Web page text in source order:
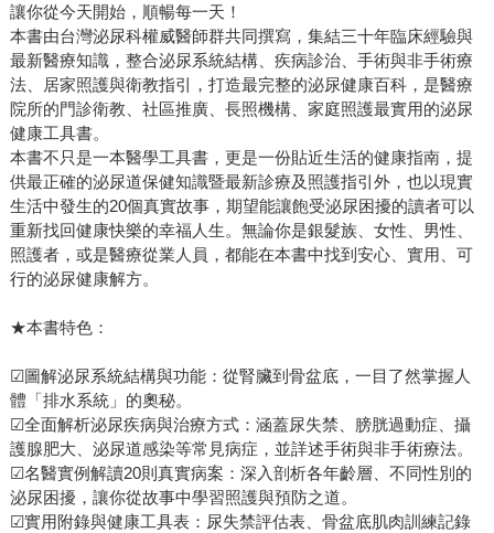
讓你從今天開始，順暢每一天！
本書由台灣泌尿科權威醫師群共同撰寫，集結三十年臨床經驗與
最新醫療知識，整合泌尿系統結構、疾病診治、手術與非手術療
法、居家照護與衛教指引，打造最完整的泌尿健康百科，是醫療
院所的門診衛教、社區推廣、長照機構、家庭照護最實用的泌尿
健康工具書。
本書不只是一本醫學工具書，更是一份貼近生活的健康指南，提
供最正確的泌尿道保健知識暨最新診療及照護指引外，也以現實
生活中發生的20個真實故事，期望能讓飽受泌尿困擾的讀者可以
重新找回健康快樂的幸福人生。無論你是銀髮族、女性、男性、
照護者，或是醫療從業人員，都能在本書中找到安心、實用、可
行的泌尿健康解方。
★本書特色：
☑圖解泌尿系統結構與功能：從腎臟到骨盆底，一目了然掌握人
體「排水系統」的奧秘。
☑全面解析泌尿疾病與治療方式：涵蓋尿失禁、膀胱過動症、攝
護腺肥大、泌尿道感染等常見病症，並詳述手術與非手術療法。
☑名醫實例解讀20則真實病案：深入剖析各年齡層、不同性別的
泌尿困擾，讓你從故事中學習照護與預防之道。
☑實用附錄與健康工具表：尿失禁評估表、骨盆底肌肉訓練記錄